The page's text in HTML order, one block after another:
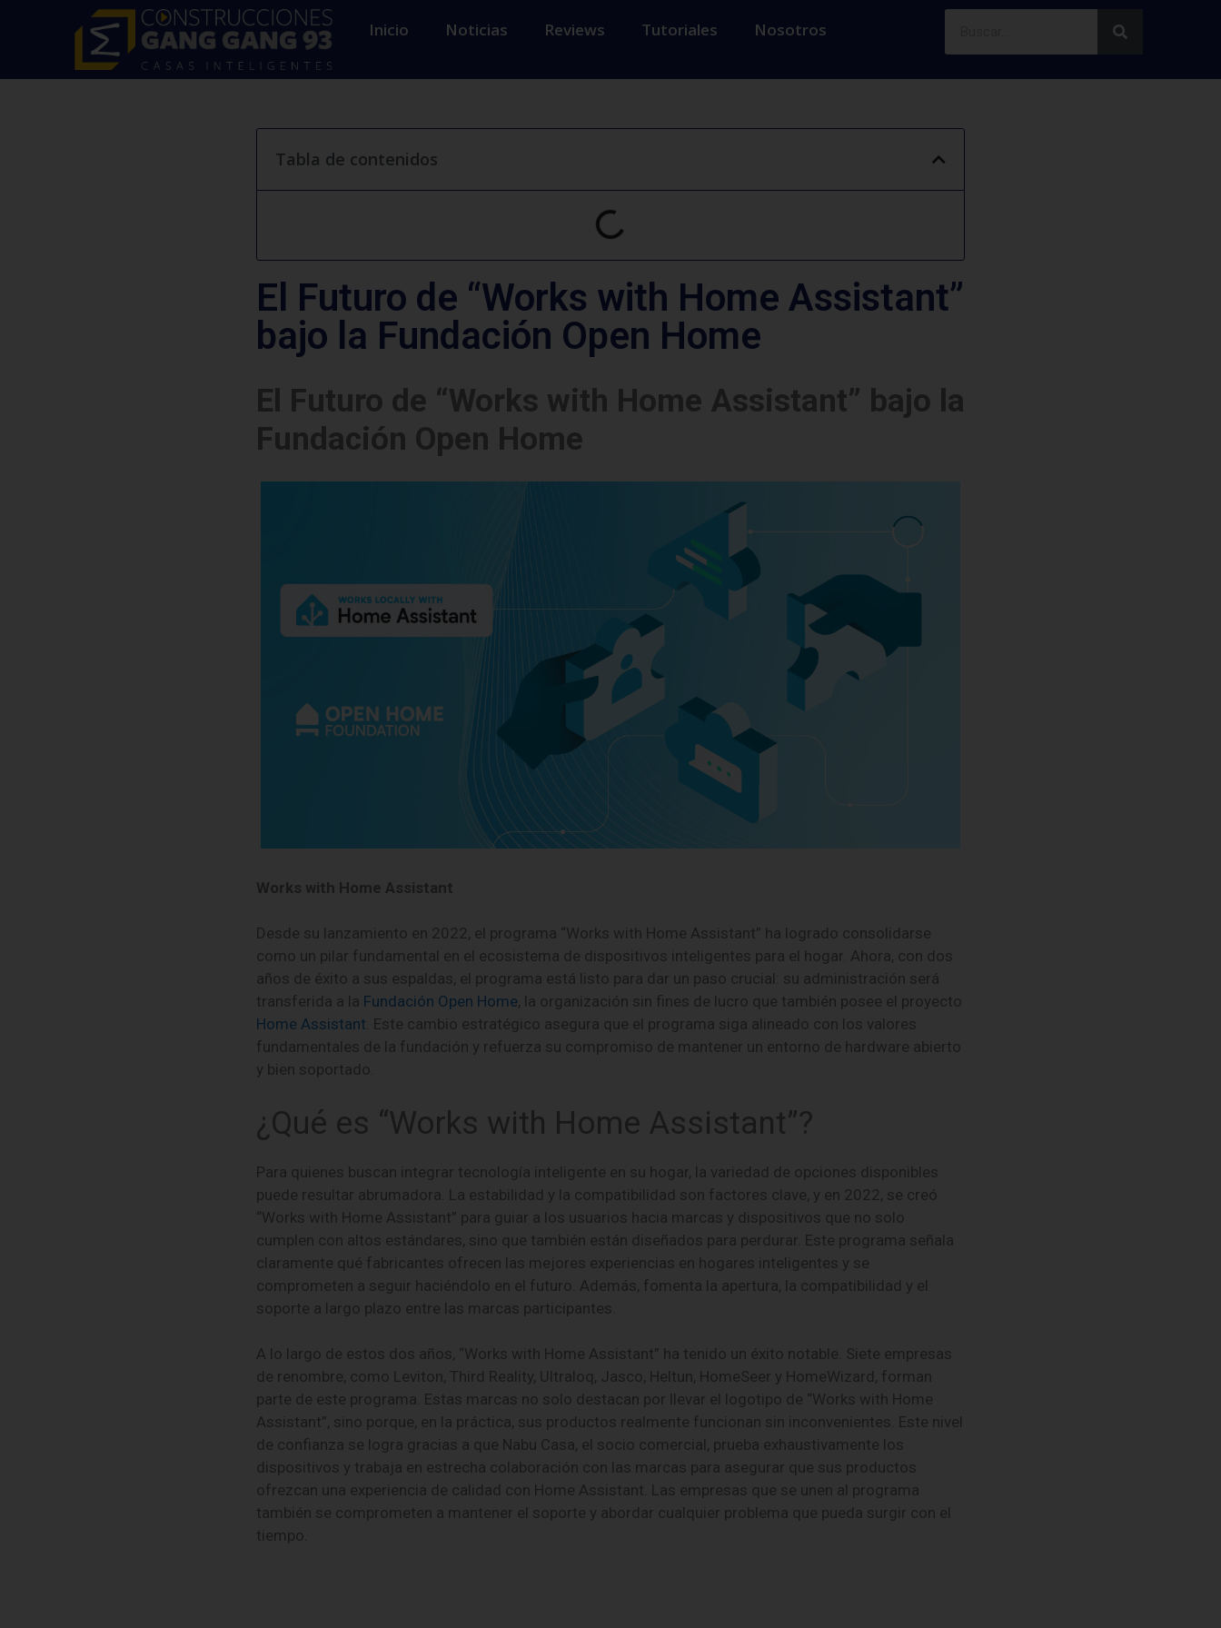
Inicio Noticias Reviews Tutoriales Nosotros
Tabla de contenidos
El Futuro de “Works with Home Assistant”
bajo la Fundación Open Home
El Futuro de “Works with Home Assistant” bajo la
Fundación Open Home
Works with Home Assistant
Desde su lanzamiento en 2022, el programa “Works with Home Assistant” ha logrado consolidarse
como un pilar fundamental en el ecosistema de dispositivos inteligentes para el hogar. Ahora, con dos
años de éxito a sus espaldas, el programa está listo para dar un paso crucial: su administración será
transferida a la Fundación Open Home, la organización sin fines de lucro que también posee el proyecto
Home Assistant . Este cambio estratégico asegura que el programa siga alineado con los valores
fundamentales de la fundación y refuerza su compromiso de mantener un entorno de hardware abierto
y bien soportado.
¿Qué es “Works with Home Assistant”?
Para quienes buscan integrar tecnología inteligente en su hogar, la variedad de opciones disponibles
puede resultar abrumadora. La estabilidad y la compatibilidad son factores clave, y en 2022, se creó
“Works with Home Assistant” para guiar a los usuarios hacia marcas y dispositivos que no solo
cumplen con altos estándares, sino que también están diseñados para perdurar. Este programa señala
claramente qué fabricantes ofrecen las mejores experiencias en hogares inteligentes y se
comprometen a seguir haciéndolo en el futuro. Además, fomenta la apertura, la compatibilidad y el
soporte a largo plazo entre las marcas participantes.
A lo largo de estos dos años, “Works with Home Assistant” ha tenido un éxito notable. Siete empresas
de renombre, como Leviton, Third Reality, Ultraloq, Jasco, Heltun, HomeSeer y HomeWizard, forman
parte de este programa. Estas marcas no solo destacan por llevar el logotipo de “Works with Home
Assistant”, sino porque, en la práctica, sus productos realmente funcionan sin inconvenientes. Este nivel
de confianza se logra gracias a que Nabu Casa, el socio comercial, prueba exhaustivamente los
dispositivos y trabaja en estrecha colaboración con las marcas para asegurar que sus productos
ofrezcan una experiencia de calidad con Home Assistant. Las empresas que se unen al programa
también se comprometen a mantener el soporte y abordar cualquier problema que pueda surgir con el
tiempo.